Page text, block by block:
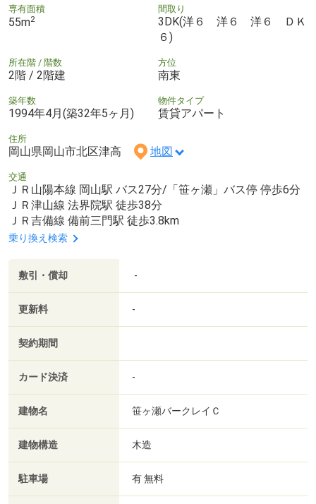
専有面積
55m2
間取り
3DK(洋６ 洋６ 洋６ ＤＫ
６)
所在階 / 階数
2階 / 2階建
方位
南東
築年数
1994年4月(築32年5ヶ月)
物件タイプ
賃貸アパート
住所
岡山県岡山市北区津高 地図
交通
ＪＲ山陽本線 岡山駅 バス27分/「笹ヶ瀬」バス停 停歩6分
ＪＲ津山線 法界院駅 徒歩38分
ＪＲ吉備線 備前三門駅 徒歩3.8km
乗り換え検索
敷引・償却 -
更新料 -
契約期間
カード決済 -
建物名 笹ヶ瀬バークレイＣ
建物構造 木造
駐車場 有 無料